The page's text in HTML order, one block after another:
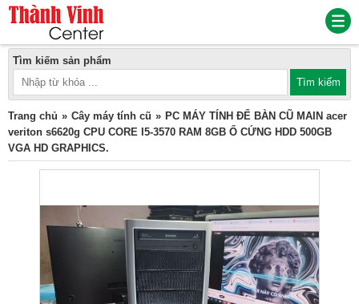
Tìm kiếm sản phẩm
Trang chủ Cây máy tính cũ
PC MÁY TÍNH ĐỂ BÀN CŨ MAIN acer
veriton s6620g CPU CORE I5-3570 RAM 8GB Ổ CỨNG HDD 500GB
VGA HD GRAPHICS.